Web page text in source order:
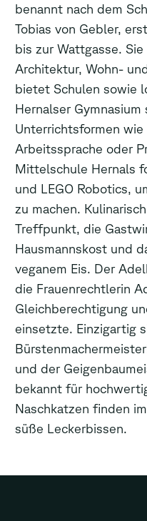
benannt nach dem
Tobias von Gebler,
bis zur Wattgasse.
Architektur, Wohn-
bietet Schulen sowie
Hernalser
Unterrichtsformen wie
Arbeitssprache oder
Mittelschule Hernals
und LEGO Robotics,
zu machen.
Treffpunkt, die
Hausmannskost und
veganem Eis. Der
die Frauenrechtlerin
Gleichberechtigung
einsetzte. Einzigartig
und der
bekannt für
Naschkatzen finden
süße Leckerbissen.